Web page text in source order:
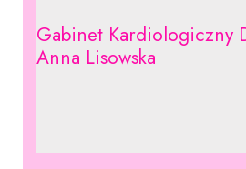
Gabinet Kardiologiczny
Anna Lisowska